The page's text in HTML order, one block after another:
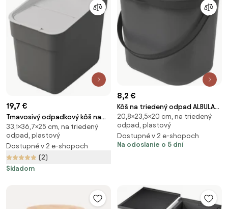
19,7 €
Tmavosivý odpadkový kôš na
triedený odpad z
recyklovaného plastu 20 l
Ready To Collect – Curver
33,1×36,7×25 cm, na triedený
odpad, plastový
Dostupné v 2 e-shopoch
(2)
Skladom
8,2 €
Kôš na triedený odpad ALBULA
šedý 6 l
20,8×23,5×20 cm, na triedený
odpad, plastový
Dostupné v 2 e-shopoch
Na odoslanie o 5 dní